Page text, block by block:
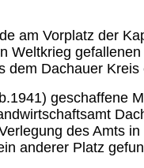
am Vorplatz der
Weltkrieg
dem Dachauer Kreis
geschaffene
des Amts
anderer Platz